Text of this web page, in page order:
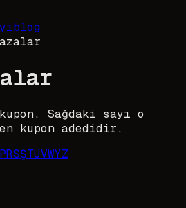
blog
kupon. Sağdaki sayı o
kupon adedidir.
PRSŞTUVWYZ